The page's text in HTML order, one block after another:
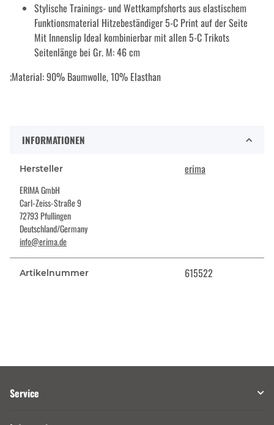
Stylische Trainings- und Wettkampfshorts aus elastischem
Funktionsmaterial Hitzebeständiger 5-C Print auf der Seite
Mit Innenslip Ideal kombinierbar mit allen 5-C Trikots
Seitenlänge bei Gr. M: 46 cm
;Material: 90% Baumwolle, 10% Elasthan
INFORMATIONEN
Hersteller erima
ERIMA GmbH
Carl-Zeiss-Straße 9
72793 Pfullingen
Deutschland/Germany
info@erima.de
Artikelnummer 615522
Service